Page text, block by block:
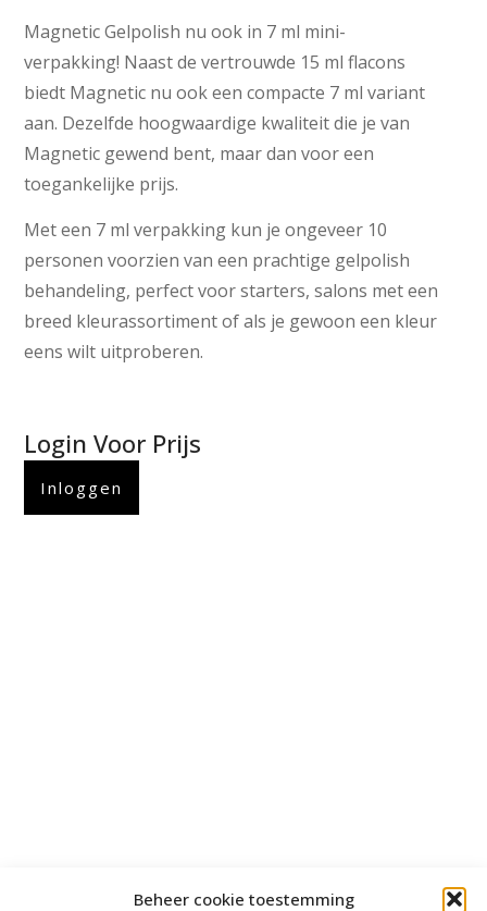
Beheer cookie toestemming
Magnetic Gelpolish nu ook in 7 ml mini-
verpakking! Naast de vertrouwde 15 ml flacons
biedt Magnetic nu ook een compacte 7 ml variant
aan. Dezelfde hoogwaardige kwaliteit die je van
Magnetic gewend bent, maar dan voor een
toegankelijke prijs.
Met een 7 ml verpakking kun je ongeveer 10
personen voorzien van een prachtige gelpolish
behandeling, perfect voor starters, salons met een
breed kleurassortiment of als je gewoon een kleur
eens wilt uitproberen.
Login Voor Prijs
Inloggen